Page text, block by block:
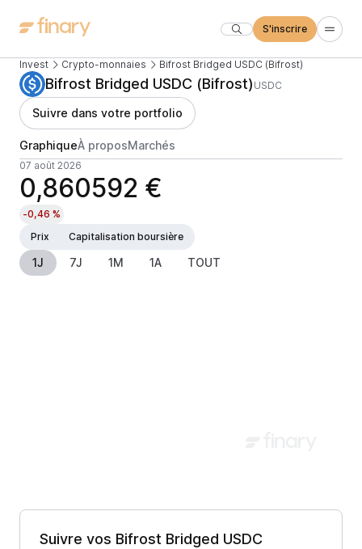
S'inscrire
Invest Crypto-monnaies Bifrost Bridged USDC (Bifrost)
Bifrost Bridged USDC (Bifrost) USDC
Suivre dans votre portfolio
GraphiqueÀ proposMarchés
07 août 2026
0,860592 €
-0,46 %
Prix
Capitalisation boursière
1J 7J 1M 1A TOUT
Suivre vos Bifrost Bridged USDC